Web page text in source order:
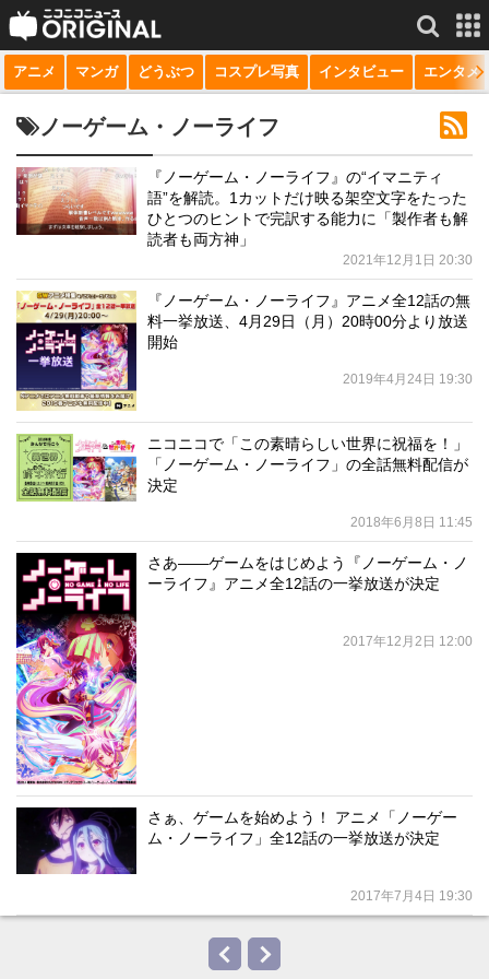
サービス一覧 もっと見る
動画
生放送
チャンネル
マンガ
ニコニコQ
アニメ マンガ どうぶつ コスプレ写真 インタビュー エンタメ
ノーゲーム・ノーライフ
『ノーゲーム・ノーライフ』の“イマニティ
語”を解読。1カットだけ映る架空文字をたった
ひとつのヒントで完訳する能力に「製作者も解
読者も両方神」
2021年12月1日 20:30
『ノーゲーム・ノーライフ』アニメ全12話の無
料一挙放送、4月29日（月）20時00分より放送
開始
2019年4月24日 19:30
ニコニコで「この素晴らしい世界に祝福を！」
「ノーゲーム・ノーライフ」の全話無料配信が
決定
2018年6月8日 11:45
さあ――ゲームをはじめよう『ノーゲーム・ノ
ーライフ』アニメ全12話の一挙放送が決定
2017年12月2日 12:00
さぁ、ゲームを始めよう！ アニメ「ノーゲー
ム・ノーライフ」全12話の一挙放送が決定
2017年7月4日 19:30